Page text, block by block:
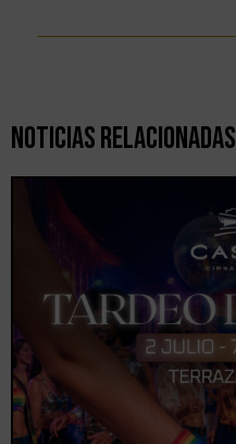
Noticias Relacionadas